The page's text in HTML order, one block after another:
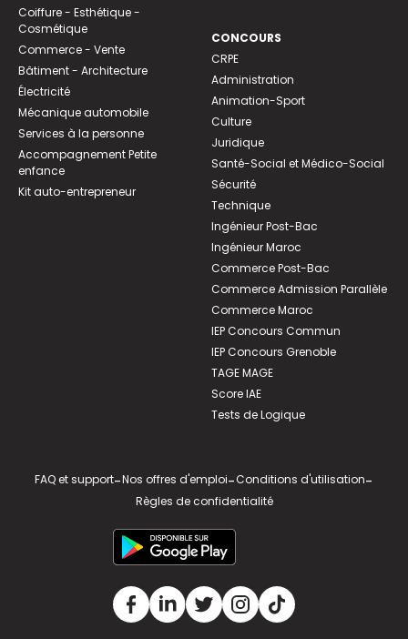
Coiffure - Esthétique -
Cosmétique
Commerce - Vente
Bâtiment - Architecture
Électricité
Mécanique automobile
Services à la personne
Accompagnement Petite
enfance
Kit auto-entrepreneur
CONCOURS
CRPE
Administration
Animation-Sport
Culture
Juridique
Santé-Social et Médico-Social
Sécurité
Technique
Ingénieur Post-Bac
Ingénieur Maroc
Commerce Post-Bac
Commerce Admission Parallèle
Commerce Maroc
IEP Concours Commun
IEP Concours Grenoble
TAGE MAGE
Score IAE
Tests de Logique
FAQ et support-Nos offres d'emploi-Conditions d'utilisation-
Règles de confidentialité